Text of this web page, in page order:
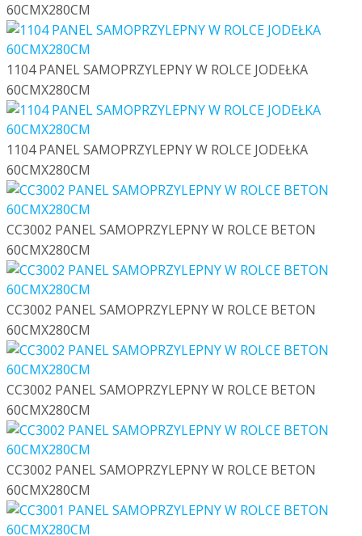
60CMX280CM
1104 PANEL SAMOPRZYLEPNY W ROLCE JODEŁKA
60CMX280CM
1104 PANEL SAMOPRZYLEPNY W ROLCE JODEŁKA
60CMX280CM
CC3002 PANEL SAMOPRZYLEPNY W ROLCE BETON
60CMX280CM
CC3002 PANEL SAMOPRZYLEPNY W ROLCE BETON
60CMX280CM
CC3002 PANEL SAMOPRZYLEPNY W ROLCE BETON
60CMX280CM
CC3002 PANEL SAMOPRZYLEPNY W ROLCE BETON
60CMX280CM